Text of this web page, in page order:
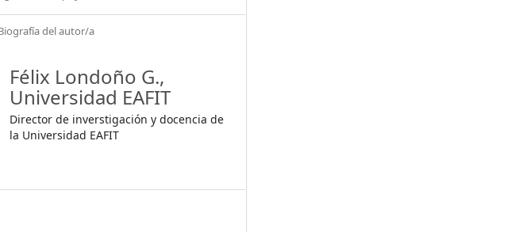
del autor/a
Félix Londoño G.,
Universidad EAFIT
Director de inverstigación y docencia de
la Universidad EAFIT